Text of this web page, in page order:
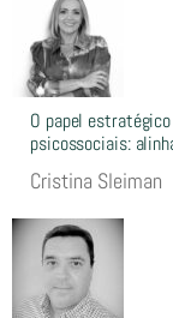
O papel
psicossociais:
Cristina Sleiman